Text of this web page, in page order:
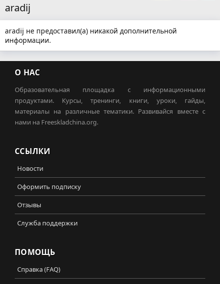
aradij
aradij не предоставил(а) никакой дополнительной
информации.
О НАС
Образовательная площадка с информационными
продуктами. Курсы, тренинги, книги, уроки, гайды,
материалы на различные тематики. Развивайся вместе с
нами на Freeskladchina.org.
ССЫЛКИ
Новости
Оформить подписку
Отзывы
Служба поддержки
ПОМОЩЬ
Справка (FAQ)